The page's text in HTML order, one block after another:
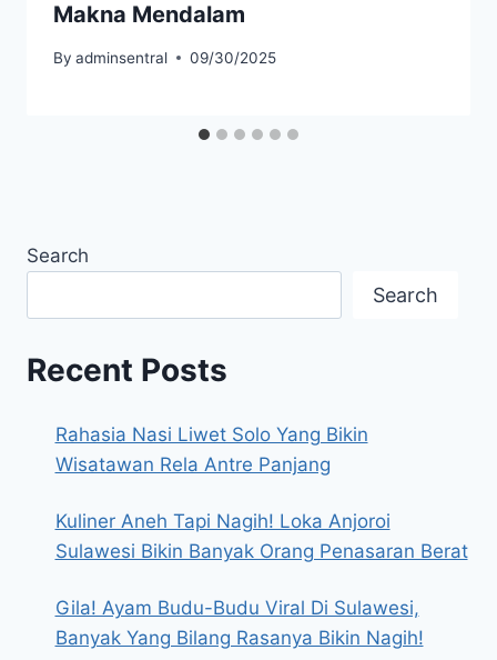
Makna Mendalam
By adminsentral 09/30/2025
Search
Search
Recent Posts
Rahasia Nasi Liwet Solo Yang Bikin
Wisatawan Rela Antre Panjang
Kuliner Aneh Tapi Nagih! Loka Anjoroi
Sulawesi Bikin Banyak Orang Penasaran Berat
Gila! Ayam Budu-Budu Viral Di Sulawesi,
Banyak Yang Bilang Rasanya Bikin Nagih!